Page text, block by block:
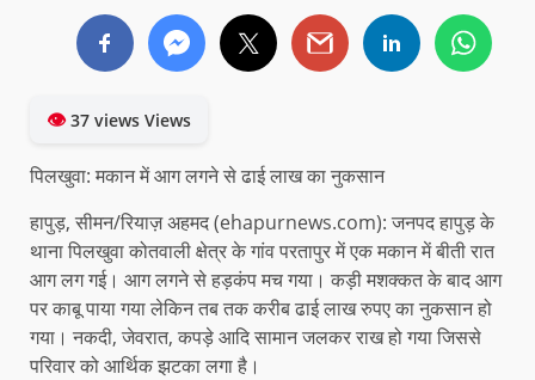
👁37 views Views
पिलखुवा: मकान में आग लगने से ढाई लाख का नुकसान
हापुड़, सीमन/रियाज़ अहमद (ehapurnews.com): जनपद हापुड़ के
थाना पिलखुवा कोतवाली क्षेत्र के गांव परतापुर में एक मकान में बीती रात
आग लग गई। आग लगने से हड़कंप मच गया। कड़ी मशक्कत के बाद आग
पर काबू पाया गया लेकिन तब तक करीब ढाई लाख रुपए का नुकसान हो
गया। नकदी, जेवरात, कपड़े आदि सामान जलकर राख हो गया जिससे
परिवार को आर्थिक झटका लगा है।